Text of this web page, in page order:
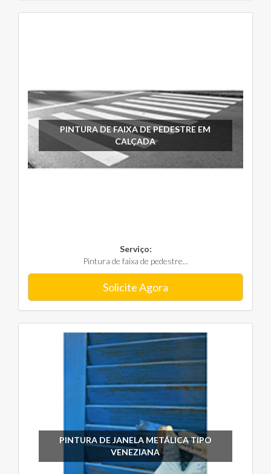
PINTURA DE FAIXA DE PEDESTRE EM
CALÇADA
Serviço:
Pintura de faixa de pedestre...
Solicite Agora
PINTURA DE JANELA METÁLICA TIPO
VENEZIANA